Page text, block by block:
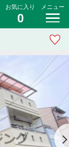
お気に入り
0
メニュー